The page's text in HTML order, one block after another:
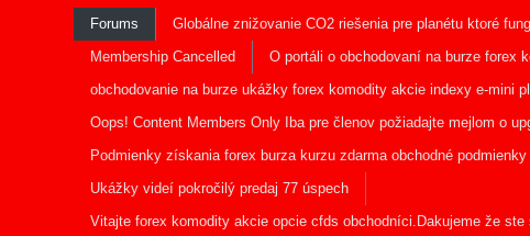
Forums
Globálne znižovanie CO2 riešenia pre planétu ktoré
Membership Cancelled
O portáli o obchodovaní na burze forex
obchodovanie na burze ukážky forex komodity akcie indexy e-mini
Oops! Content Members Only Iba pre členov požiadajte mejlom o
Podmienky získania forex burza kurzu zdarma obchodné
Ukážky videí pokročilý predaj 77 úspech
Vitajte forex komodity akcie opcie cfds obchodníci.Dakujeme že